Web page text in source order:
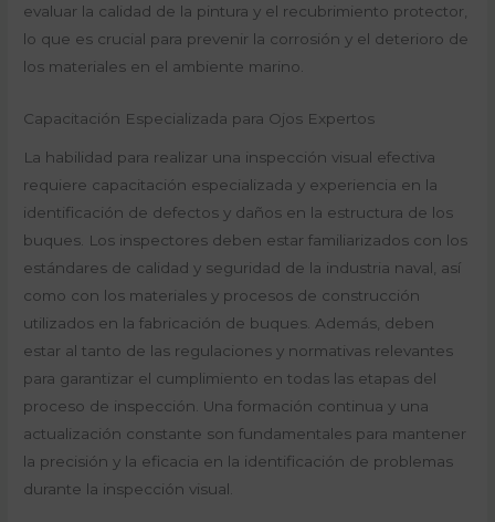
evaluar la calidad de la pintura y el recubrimiento protector,
lo que es crucial para prevenir la corrosión y el deterioro de
los materiales en el ambiente marino.
Capacitación Especializada para Ojos Expertos
La habilidad para realizar una inspección visual efectiva
requiere capacitación especializada y experiencia en la
identificación de defectos y daños en la estructura de los
buques. Los inspectores deben estar familiarizados con los
estándares de calidad y seguridad de la industria naval, así
como con los materiales y procesos de construcción
utilizados en la fabricación de buques. Además, deben
estar al tanto de las regulaciones y normativas relevantes
para garantizar el cumplimiento en todas las etapas del
proceso de inspección. Una formación continua y una
actualización constante son fundamentales para mantener
la precisión y la eficacia en la identificación de problemas
durante la inspección visual.